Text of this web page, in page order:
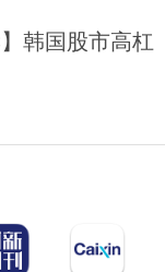
】韩国股市高杠